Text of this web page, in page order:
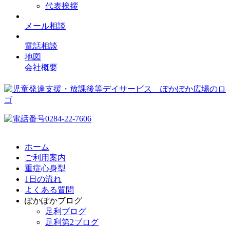
代表挨拶
メール相談
電話相談
地図
会社概要
ホーム
ご利用案内
重症心身型
1日の流れ
よくある質問
ぽかぽかブログ
足利ブログ
足利第2ブログ